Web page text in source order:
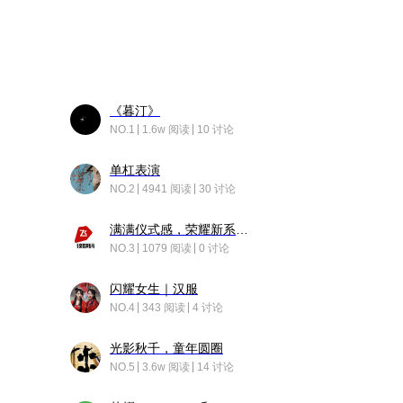
《暮汀》
NO.1 1.6w 阅读 10 讨论
单杠表演
NO.2 4941 阅读 30 讨论
NO.3 1079 阅读 0 讨论
闪耀女生｜汉服
NO.4 343 阅读 4 讨论
光影秋千，童年圆圈
NO.5 3.6w 阅读 14 讨论